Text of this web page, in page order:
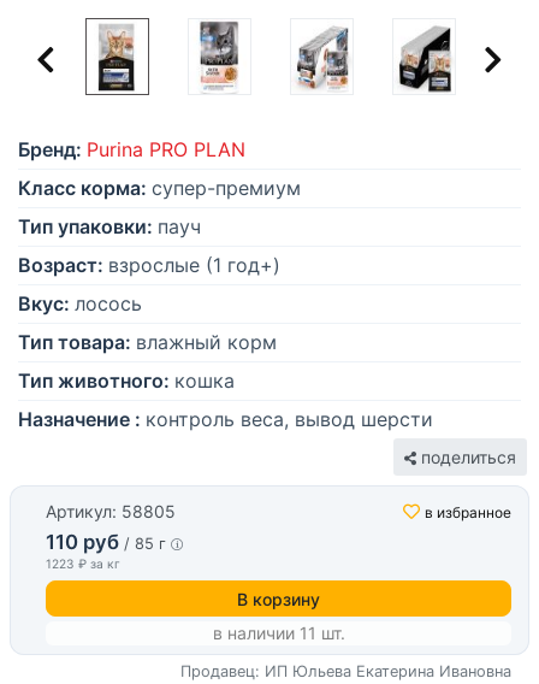
Бренд: Purina PRO PLAN
Класс корма: супер-премиум
Тип упаковки: пауч
Возраст: взрослые (1 год+)
Вкус: лосось
Тип товара: влажный корм
Тип животного: кошка
Назначение : контроль веса, вывод шерсти
поделиться
Артикул: 58805 в избранное
110 руб / 85 г
1223 ₽ за кг
В корзину
в наличии 11 шт.
Продавец: ИП Юльева Екатерина Ивановна